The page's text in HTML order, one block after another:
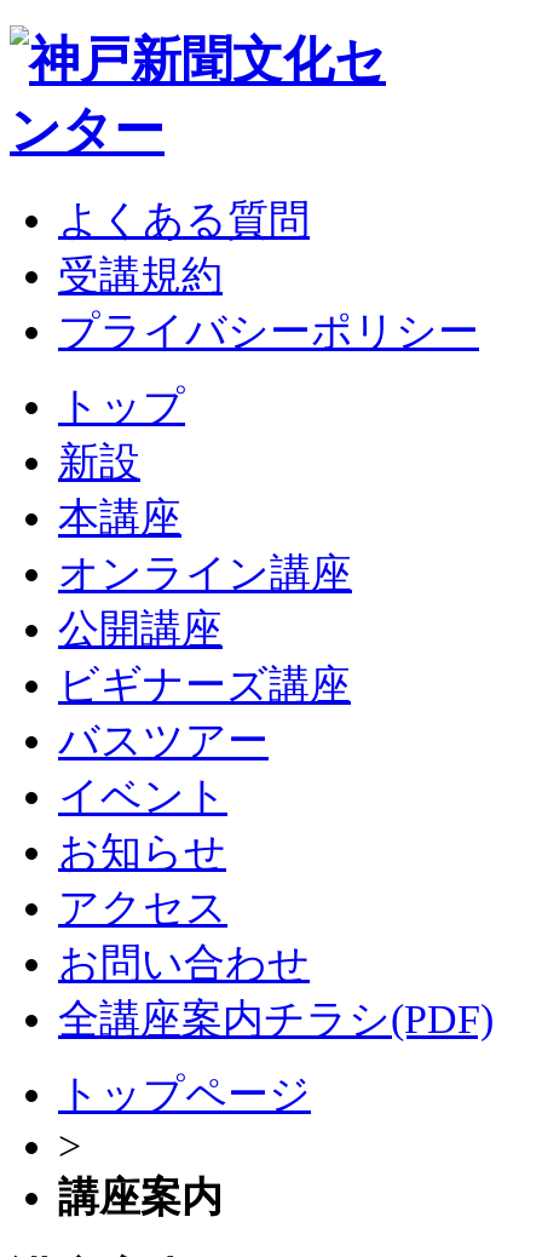
よくある質問
受講規約
プライバシーポリシー
トップ
新設
本講座
オンライン講座
公開講座
ビギナーズ講座
バスツアー
イベント
お知らせ
アクセス
お問い合わせ
全講座案内チラシ(PDF)
トップページ
>
講座案内